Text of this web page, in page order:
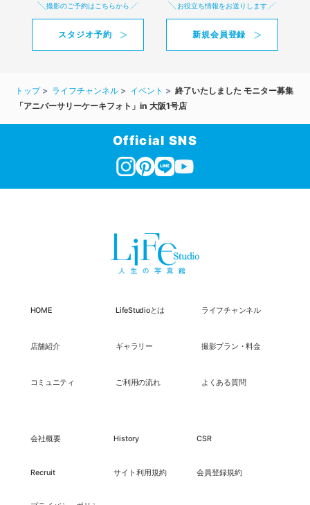
撮影のご予約はこちらから
スタジオ予約
お役立ち情報をお送りします
新規会員登録
トップ ライフチャンネル イベント
終了いたしました モニター募集
「アニバーサリーケーキフォト」in 大阪1号店
Official SNS
HOME LifeStudioとは ライフチャンネル
店舗紹介 ギャラリー 撮影プラン・料金
コミュニティ ご利用の流れ よくある質問
会社概要 History CSR
Recruit サイト利用規約 会員登録規約